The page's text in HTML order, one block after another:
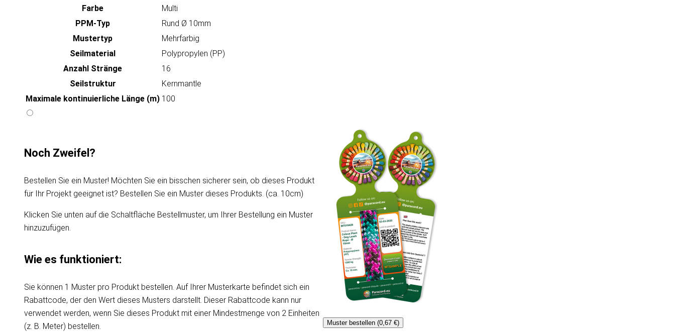
Farbe
Multi
PPM-Typ
Rund Ø 10mm
Mustertyp
Mehrfarbig
Seilmaterial
Polypropylen (PP)
Anzahl Stränge
16
Seilstruktur
Kernmantle
Maximale kontinuierliche Länge (m) 100
Noch Zweifel?
Bestellen Sie ein Muster! Möchten Sie ein bisschen sicherer sein, ob dieses Produkt
für Ihr Projekt geeignet ist? Bestellen Sie ein Muster dieses Produkts. (ca. 10cm)
Klicken Sie unten auf die Schaltfläche Bestellmuster, um Ihrer Bestellung ein Muster
hinzuzufügen.
Wie es funktioniert:
Sie können 1 Muster pro Produkt bestellen. Auf Ihrer Musterkarte befindet sich ein
Rabattcode, der den Wert dieses Musters darstellt. Dieser Rabattcode kann nur
verwendet werden, wenn Sie dieses Produkt mit einer Mindestmenge von 2 Einheiten
(z. B. Meter) bestellen.
Muster bestellen (0,67 €)